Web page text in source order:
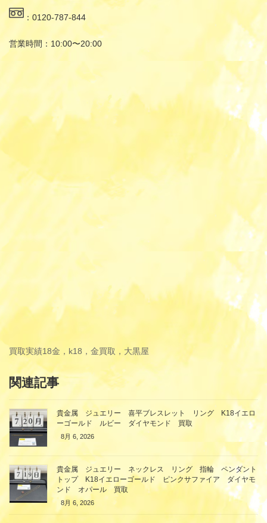
：0120-787-844
営業時間：10:00〜20:00
買取実績18金，k18，金買取，大黒屋
関連記事
貴金属 ジュエリー 喜平ブレスレット リング K18イエロ
ーゴールド ルビー ダイヤモンド 買取
8月 6, 2026
貴金属 ジュエリー ネックレス リング 指輪 ペンダント
トップ K18イエローゴールド ピンクサファイア ダイヤモ
ンド オパール 買取
8月 6, 2026